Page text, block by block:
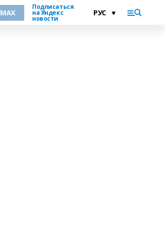
MAX
Подписаться
на Яндекс
новости